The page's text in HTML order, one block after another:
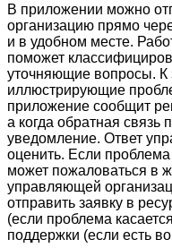
В приложении можно
организацию прямо
и в удобном месте.
поможет
уточняющие вопросы. К
иллюстрирующие
приложение сообщит
а когда обратная связь
уведомление. Ответ
оценить. Если
может пожаловаться в
управляющей
отправить заявку в
(если проблема
поддержки (если есть